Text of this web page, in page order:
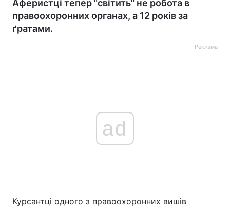
Аферистці тепер "світить" не робота в
правоохоронних органах, а 12 років за
ґратами.
Реклама
ad
Курсантці одного з правоохоронних вишів